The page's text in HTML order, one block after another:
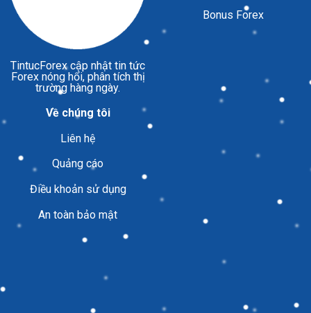
TintucForexcập nhật tin tức
Forex nóng hổi, phân tích thị
trường hàng ngày.
Bonus Forex
Về chúng tôi
Liên hệ
Quảng cáo
Điều khoản sử dụng
An toàn bảo mật